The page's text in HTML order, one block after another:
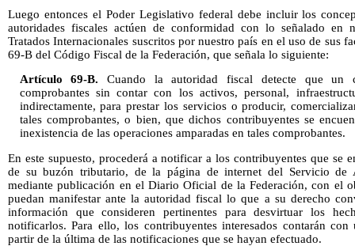
Luego entonces el Poder Legislativo federal debe incluir los
autoridades fiscales actúen de conformidad con lo señalado en
Tratados Internacionales suscritos por nuestro país en el uso de sus
69-B del Código Fiscal de la Federación, que señala lo siguiente:
Artículo 69-B. Cuando la autoridad fiscal detecte que un
comprobantes sin contar con los activos, personal,
indirectamente, para prestar los servicios o producir,
tales comprobantes, o bien, que dichos contribuyentes se
inexistencia de las operaciones amparadas en tales comprobantes.
En este supuesto, procederá a notificar a los contribuyentes que se
de su buzón tributario, de la página de internet del Servicio de
mediante publicación en el Diario Oficial de la Federación, con el
puedan manifestar ante la autoridad fiscal lo que a su derecho
información que consideren pertinentes para desvirtuar los
notificarlos. Para ello, los contribuyentes interesados contarán
partir de la última de las notificaciones que se hayan efectuado.